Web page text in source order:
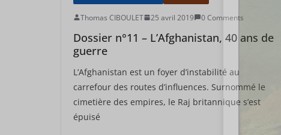
Thomas CIBOULET 25 avril 2019 0 Comments
Dossier n°11 – L’Afghanistan, 40 ans de
guerre
L’Afghanistan est un foyer d’instabilité au
carrefour des routes d’influences. Surnommé le
cimetière des empires, le Raj britannique s’est
épuisé